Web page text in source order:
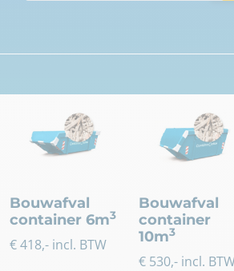
Bouwafval
container 6m3
€418,- incl. BTW
Bouwafval
container
10m3
€ 530,- incl.